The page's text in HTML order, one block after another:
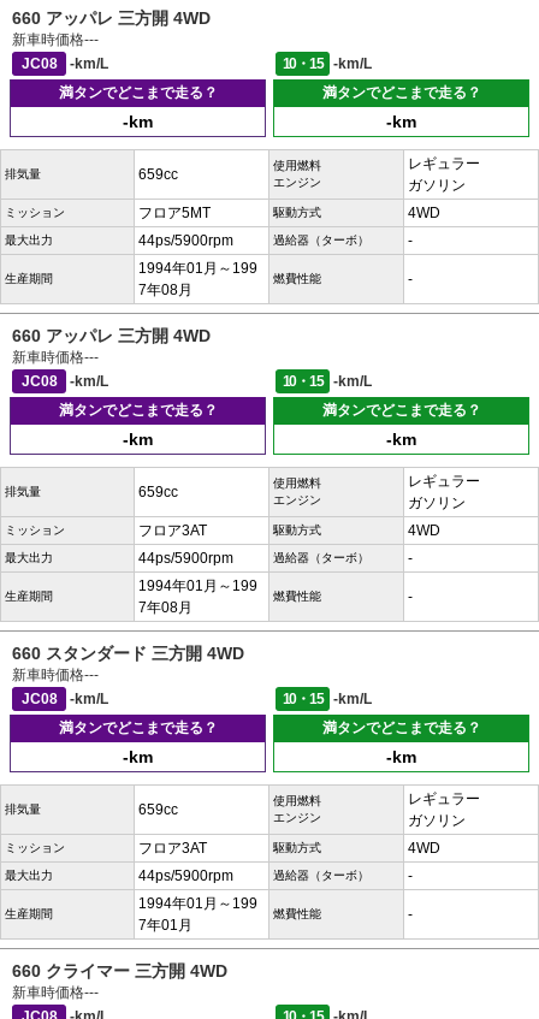
660 アッパレ 三方開 4WD
新車時価格---
JC08
-km/L 10・15
-km/L
満タンでどこまで走る？
-km
満タンでどこまで走る？
-km
排気量 659cc
使用燃料
エンジン
レギュラー
ガソリン
ミッション フロア5MT 駆動方式 4WD
最大出力 44ps/5900rpm 過給器（ターボ） -
生産期間
1994年01月～199
7年08月
燃費性能 -
660 アッパレ 三方開 4WD
新車時価格---
JC08
-km/L 10・15
-km/L
満タンでどこまで走る？
-km
満タンでどこまで走る？
-km
排気量 659cc
使用燃料
エンジン
レギュラー
ガソリン
ミッション フロア3AT 駆動方式 4WD
最大出力 44ps/5900rpm 過給器（ターボ） -
生産期間
1994年01月～199
7年08月
燃費性能 -
660 スタンダード 三方開 4WD
新車時価格---
JC08
-km/L 10・15
-km/L
満タンでどこまで走る？
-km
満タンでどこまで走る？
-km
排気量 659cc
使用燃料
エンジン
レギュラー
ガソリン
ミッション フロア3AT 駆動方式 4WD
最大出力 44ps/5900rpm 過給器（ターボ） -
生産期間
1994年01月～199
7年01月
燃費性能 -
660 クライマー 三方開 4WD
新車時価格---